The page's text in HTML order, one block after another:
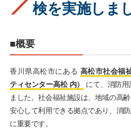
検を実施しま
■概要
香川県高松市にある 高松市社会福
ティセンター高松 内）
にて、消防
ました。社会福祉施設は、地域の高
安心して利用できる拠点であり、消
に重要です。